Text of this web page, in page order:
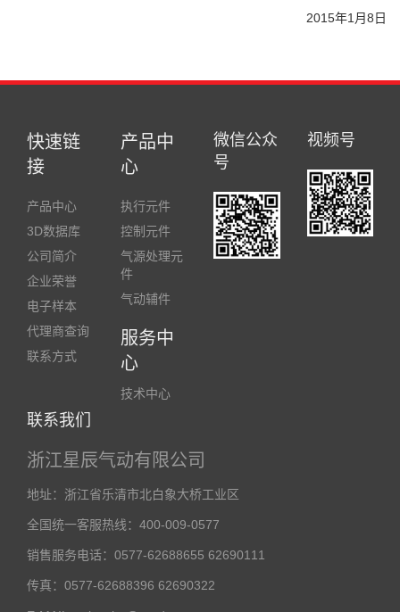
2015年1月8日
快速链
接
产品中心
3D数据库
公司简介
企业荣誉
电子样本
代理商查询
联系方式
产品中
心
执行元件
控制元件
气源处理元
件
气动辅件
服务中
心
技术中心
微信公众
号
视频号
联系我们
浙江星辰气动有限公司
地址：浙江省乐清市北白象大桥工业区
全国统一客服热线：400-009-0577
销售服务电话：0577-62688655 62690111
传真：0577-62688396 62690322